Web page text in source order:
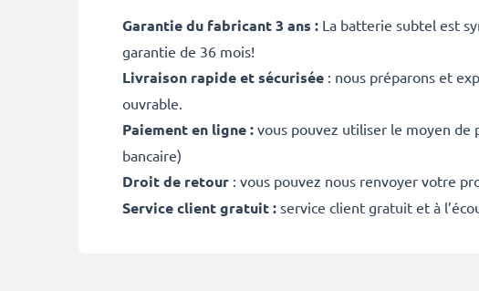
Garantie du fabricant 3 ans : La batterie subtel est
garantie de 36 mois!
Livraison rapide et sécurisée : nous préparons et
ouvrable.
Paiement en ligne : vous pouvez utiliser le moyen de
bancaire)
Droit de retour : vous pouvez nous renvoyer votre
Service client gratuit : service client gratuit et à